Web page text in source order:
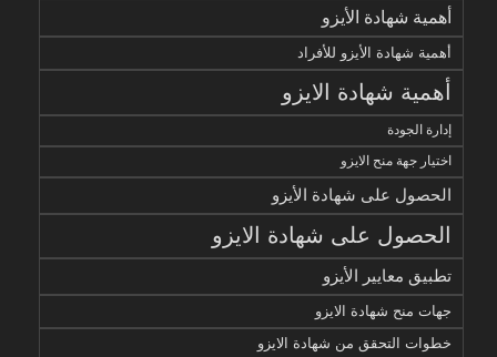
أهمية شهادة الأيزو
أهمية شهادة الأيزو للأفراد
أهمية شهادة الايزو
إدارة الجودة
اختيار جهة منح الايزو
الحصول على شهادة الأيزو
الحصول على شهادة الايزو
تطبيق معايير الأيزو
جهات منح شهادة الايزو
خطوات التحقق من شهادة الايزو